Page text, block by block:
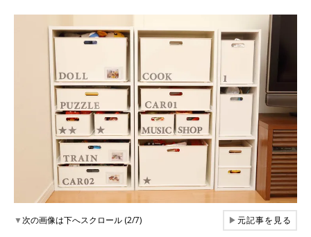
▼次の画像は下へスクロール (2/7) ▶元記事を見る